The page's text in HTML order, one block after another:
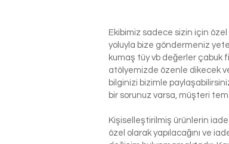
Ekibimiz sadece sizin için
yoluyla bize göndermeniz
kumaş tüy vb değerler çabuk
atölyemizde özenle dikecek
bilginizi bizimle
bir sorunuz varsa, müşteri
Kişiselleştirilmiş ürünlerin iade
özel olarak yapılacağını ve